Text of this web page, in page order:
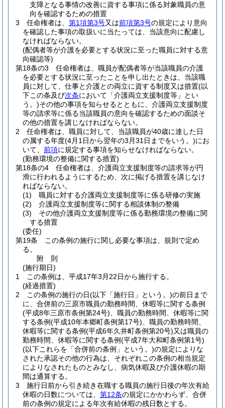
支障となる事情の改善に資する事項に係る対象職員の意
向を確認するための措置
3
任命権者は、 第1項第3号又は前項第3号の規定により意向
を確認した事項の取扱いに当たっては、当該意向に配慮し
なければならない。
(配偶者等が介護を必要とする状況に至った職員に対する意
向確認等)
第18条の3
任命権者は、職員が配偶者等が当該職員の介護
を必要とする状況に至ったことを申し出たときは、当該職
員に対して、仕事と介護との両立に資する制度又は措置(以
下この条及び次条において「介護両立支援制度等」とい
う。)その他の事項を知らせるとともに、介護両立支援制度
等の請求等に係る当該職員の意向を確認するための面談そ
の他の措置を講じなければならない。
2
任命権者は、職員に対して、当該職員が40歳に達した日
の属する年度(4月1日から翌年の3月31日までをいう。)にお
いて、 前項に規定する事項を知らせなければならない。
(勤務環境の整備に関する措置)
第18条の4
任命権者は、介護両立支援制度等の請求等が円
滑に行われるようにするため、次に掲げる措置を講じなけ
ればならない。
(1)
職員に対する介護両立支援制度等に係る研修の実施
(2)
介護両立支援制度等に関する相談体制の整備
(3)
その他介護両立支援制度等に係る勤務環境の整備に関
する措置
(委任)
第19条
この条例の施行に関し必要な事項は、規則で定め
る。
附 則
(施行期日)
1
この条例は、平成17年3月22日から施行する。
(経過措置)
2
この条例の施行の日(以下「施行日」という。)の前日まで
に、合併前の三原市職員の勤務時間、休暇等に関する条例
(平成8年三原市条例第24号) 、職員の勤務時間、休暇等に関
する条例(平成10年本郷町条例第17号) 、職員の勤務時間、
休暇等に関する条例(平成6年久井町条例第20号)又は職員の
勤務時間、休暇等に関する条例(平成7年大和町条例第1号)
(以下これらを「合併前の条例」という。)の規定によりな
された承認その他の行為は、それぞれこの条例の相当規定
によりなされたものとみなし、病気休暇及び介護休暇の期
間は通算する。
3
施行日前から引き続き在職する職員の施行日後の年次有給
休暇の日数については、 第12条の規定にかかわらず、合併
前の条例の規定による年次有給休暇の残日数とする。